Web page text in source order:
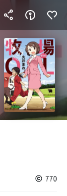
770